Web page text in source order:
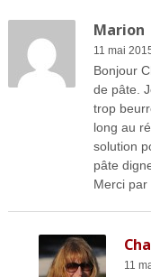
Marion
11 mai
Bonjour
de pâte.
trop
long au
solution
pâte
Merci
11